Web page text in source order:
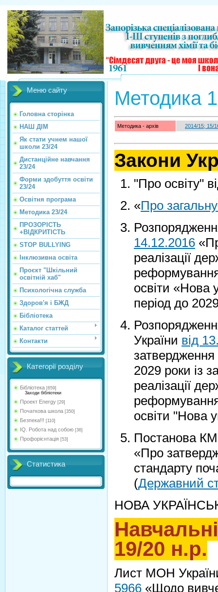
Меню сайту
Головна сторінка
НАШ ДІМ
Як стати учнем нашої
школи 23/24
Дистанційне навчання
23/24
Форми здобуття освіти
23/24
Освітня програма
Методика 23/24
ПРОЗОРІСТЬ
+ВІДКРИТІСТЬ
STOP BULLYING
Інклюзивна освіта
Проєкт "Шкільний
освітній хаб"
Психологічна служба
Здоров'я і БЖД
Бібліотека
Каталог статтей
Контакти
Категорії розділу
Бібліотека [659]
Заходи бібліотеки
Проект Energy [29]
Початкова школа [350]
Безпека!!! [110]
IQ. Робота над собою [36]
Профорієнтація [53]
Статистика
Методика
Методика - архів 2014/15; 15/
Закони
"Про освіту"
«Про
14.12.2016
реалізації
освіти «Нова
період до
України від
затвердження
2029 роки із
реалізації
освіти "Нова
Постанова
«Про
стандарту
(Державний
НОВА
19/20 н.р.
Лист МОН
5966 «Щодо